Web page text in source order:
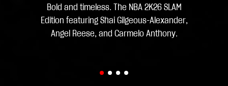
Bold and timeless. The NBA 2K26 SLAM
Edition featuring Shai Gilgeous-Alexander,
Angel Reese, and Carmelo Anthony.